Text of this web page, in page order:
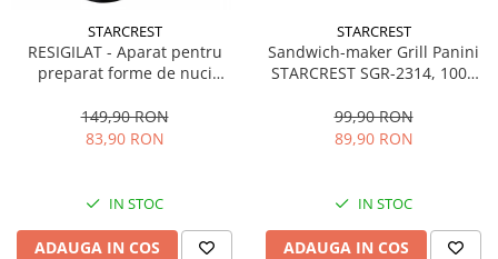
STARCREST
RESIGILAT - Aparat pentru
preparat forme de nuci
forme, 1400W, Indicator
luminos, Placi antiaderente,
149,90 RON
83,90 RON
IN STOC
ADAUGA IN COS
STARCREST
Sandwich-maker Grill Panini
STARCREST SGR-2314, 1000
Deschidere 180°, Suprafata
de gatire 23 x 14 cm, Negru
99,90 RON
89,90 RON
IN STOC
ADAUGA IN COS